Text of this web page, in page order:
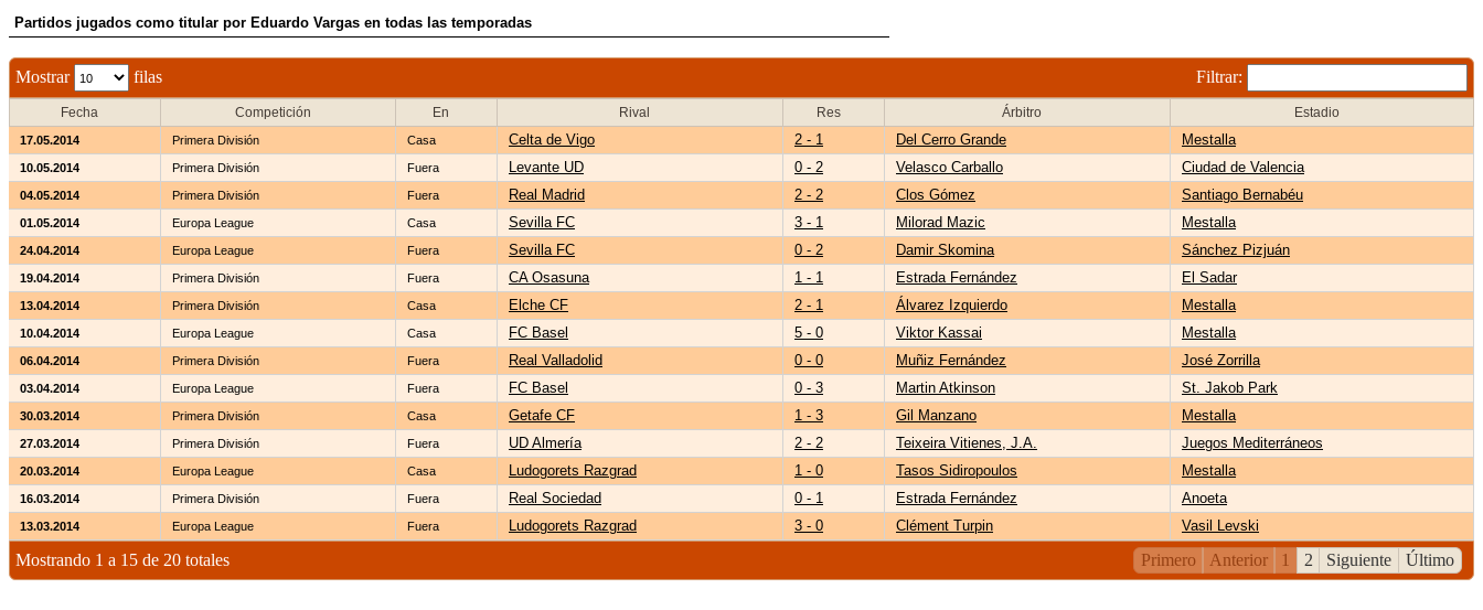
Partidos jugados como titular por Eduardo Vargas en todas las temporadas
Mostrar filas Filtrar:
Fecha Competición En Rival Res Árbitro Estadio
17.05.2014 Primera División Casa Celta de Vigo 2 - 1 Del Cerro Grande Mestalla
10.05.2014 Primera División Fuera Levante UD 0 - 2 Velasco Carballo Ciudad de Valencia
04.05.2014 Primera División Fuera Real Madrid 2 - 2 Clos Gómez Santiago Bernabéu
01.05.2014 Europa League Casa Sevilla FC 3 - 1 Milorad Mazic Mestalla
24.04.2014 Europa League Fuera Sevilla FC 0 - 2 Damir Skomina Sánchez Pizjuán
19.04.2014 Primera División Fuera CA Osasuna 1 - 1 Estrada Fernández El Sadar
13.04.2014 Primera División Casa Elche CF 2 - 1 Álvarez Izquierdo Mestalla
10.04.2014 Europa League Casa FC Basel 5 - 0 Viktor Kassai Mestalla
06.04.2014 Primera División Fuera Real Valladolid 0 - 0 Muñiz Fernández José Zorrilla
03.04.2014 Europa League Fuera FC Basel 0 - 3 Martin Atkinson St. Jakob Park
30.03.2014 Primera División Casa Getafe CF 1 - 3 Gil Manzano Mestalla
27.03.2014 Primera División Fuera UD Almería 2 - 2 Teixeira Vitienes, J.A. Juegos Mediterráneos
20.03.2014 Europa League Casa Ludogorets Razgrad 1 - 0 Tasos Sidiropoulos Mestalla
16.03.2014 Primera División Fuera Real Sociedad 0 - 1 Estrada Fernández Anoeta
13.03.2014 Europa League Fuera Ludogorets Razgrad 3 - 0 Clément Turpin Vasil Levski
Mostrando 1 a 15 de 20 totales Primero Anterior 1 2 Siguiente Último